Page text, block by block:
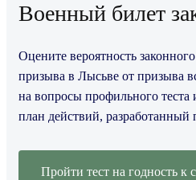
Военный билет
Оцените вероятность
призыва в Лысьве от призыва
на вопросы профильного
план действий,
Пройти тест на годность к